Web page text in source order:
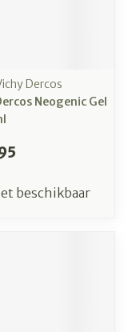
Dercos
Neogenic Gel
beschikbaar